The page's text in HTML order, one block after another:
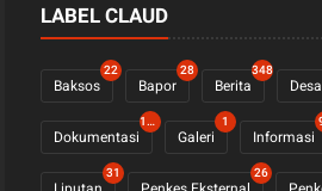
LABEL CLAUD
Baksos
22
Bapor
28
Berita
348
Dokumentasi
1122
Galeri
1
Informasi
31 26